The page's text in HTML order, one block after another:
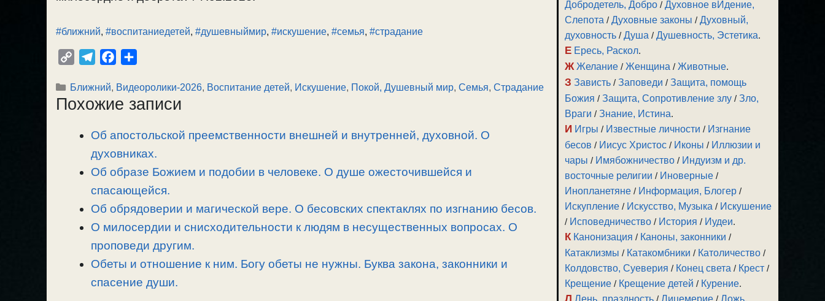
#ближний, #воспитаниедетей, #душевныймир, #искушение, #семья, #страдание
p
y
l
e
r
a
m
c
e
o
o
k
п
р
в
и
т
Рубрики
Ближний, Видеоролики-2026, Воспитание детей, Искушение, Покой, Душевный мир, Семья, Страдание
Похожие записи
Об апостольской преемственности внешней и внутренней, духовной. О
духовниках.
Об образе Божием и подобии в человеке. О душе ожесточившейся и
спасающейся.
Об обрядоверии и магической вере. О бесовских спектаклях по изгнанию бесов.
О милосердии и снисходительности к людям в несущественных вопросах. О
проповеди другим.
Обеты и отношение к ним. Богу обеты не нужны. Буква закона, законники и
спасение души.
Добродетель, Добро /Духовное вИдение,
Слепота /Духовные законы /Духовный,
духовность /Душа /Душевность, Эстетика.
Е Ересь, Раскол.
Ж Желание /Женщина /Животные.
З Зависть /Заповеди /Защита, помощь
Божия /Защита, Сопротивление злу /Зло,
Враги /Знание, Истина.
И Игры / Известные личности / Изгнание
бесов / Иисус Христос / Иконы / Иллюзии и
чары / Имябожничество / Индуизм и др.
восточные религии / Иноверные /
Инопланетяне / Информация, Блогер /
Искупление / Искусство, Музыка / Искушение
/ Исповедничество / История / Иудеи.
К Канонизация / Каноны, законники /
Катаклизмы / Катакомбники / Католичество /
Колдовство, Суеверия / Конец света / Крест /
Крещение / Крещение детей / Курение.
Лень, праздность /Лицемерие /Ложь,